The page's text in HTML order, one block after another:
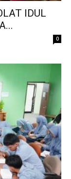
IDUL
0